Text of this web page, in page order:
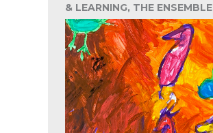
& LEARNING, THE ENSEMBLE